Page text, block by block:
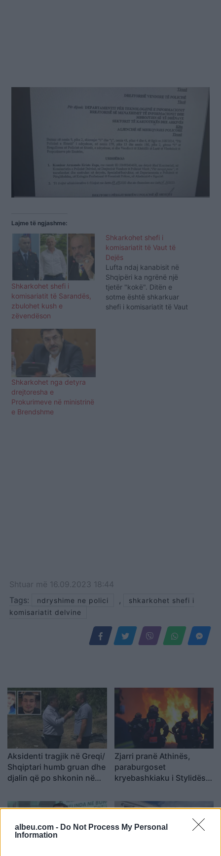
albeu.com - Do Not Process My Personal
Information
Lajme të ngjashme:
Shkarkohet shefi i
komisariatit të Sarandës,
zbulohet kush e
zëvendëson
Shkarkohet shefi i
komisariatit të Vaut të
Dejës
Lufta ndaj kanabisit në
Shqipëri ka ngrënë një
tjetër "kokë". Ditën e
sotme është shkarkuar
shefi i komisariatit të Vaut
Shkarkohet nga detyra
drejtoresha e
Prokurimeve në ministrinë
e Brendshme
Shtuar më 16.09.2023 18:44
Tags:
ndryshime ne polici ,
shkarkohet shefi i
komisariatit delvine
Aksidenti tragjik në Greqi/
Shqiptari humb gruan dhe
djalin që po shkonin në
Zjarri pranë Athinës,
paraburgoset
kryebashkiaku i Stylidës